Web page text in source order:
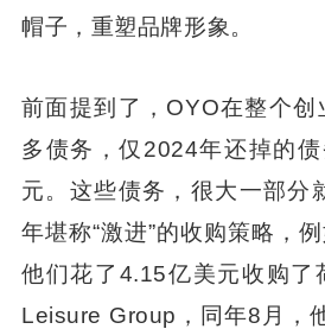
帽子，重塑品牌形象。
前面提到了，OYO在整个创
多债务，仅2024年还掉的
元。这些债务，很大一部分
年堪称“激进”的收购策略，
他们花了4.15亿美元收购了
Leisure Group，同年8月，